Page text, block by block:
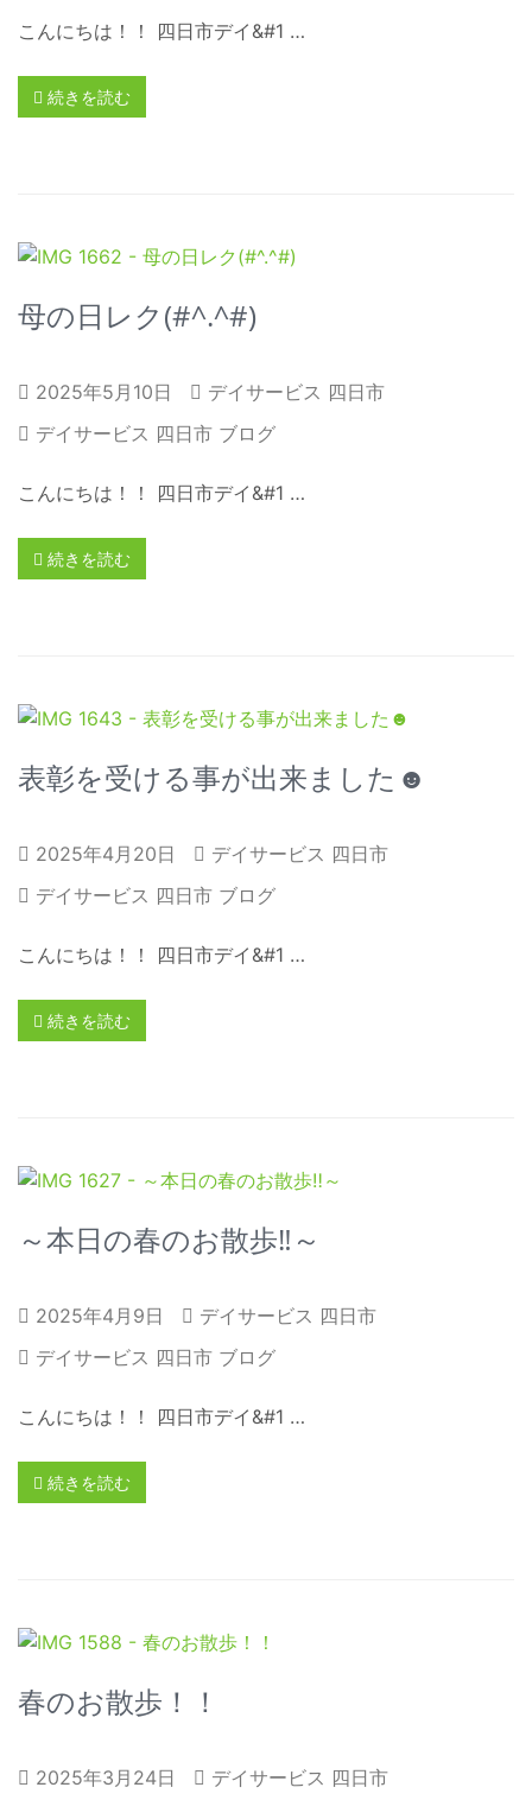
こんにちは！！ 四日市デイ&#1 …
続きを読む
母の日レク(#^.^#)
2025年5月10日
デイサービス 四日市
デイサービス 四日市 ブログ
こんにちは！！ 四日市デイ&#1 …
続きを読む
表彰を受ける事が出来ました☻
2025年4月20日
デイサービス 四日市
デイサービス 四日市 ブログ
こんにちは！！ 四日市デイ&#1 …
続きを読む
～本日の春のお散歩‼～
2025年4月9日
デイサービス 四日市
デイサービス 四日市 ブログ
こんにちは！！ 四日市デイ&#1 …
続きを読む
春のお散歩！！
2025年3月24日 デイサービス 四日市